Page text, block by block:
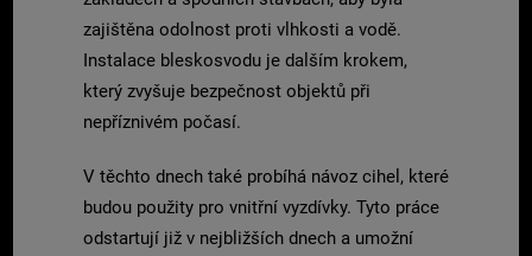
zajištěna odolnost proti vlhkosti a vodě.
Instalace bleskosvodu je dalším krokem,
který zvyšuje bezpečnost objektů při
nepříznivém počasí.
V těchto dnech také probíhá návoz cihel, které
budou použity pro vnitřní vyzdívky. Tyto práce
odstartují již v nejbližších dnech a umožní